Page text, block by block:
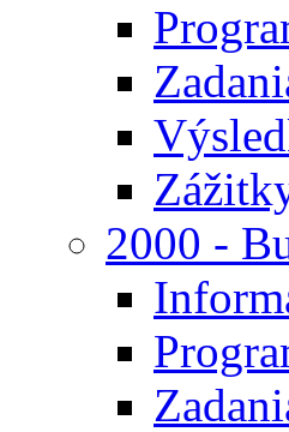
2000 -